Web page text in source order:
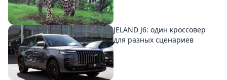
JELAND J6: один кроссовер
для разных сценариев